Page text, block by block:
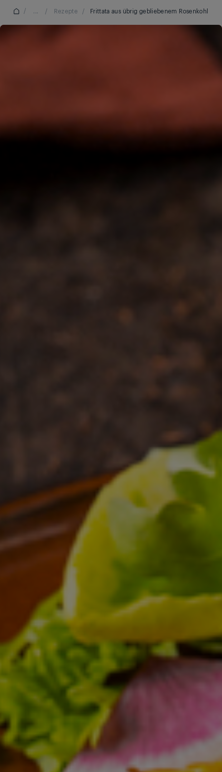
/ ... / Rezepte / Frittata aus übrig gebliebenem Rosenkohl